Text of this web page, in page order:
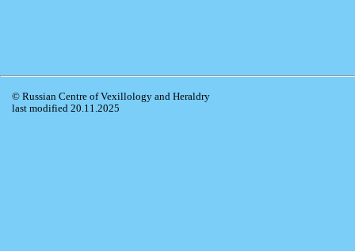
© Russian Centre of Vexillology and Heraldry
last modified 20.11.2025